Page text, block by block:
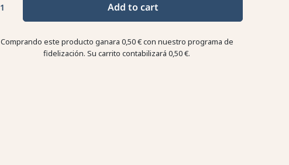
Add to cart
Comprando este producto ganara 0,50 €con nuestro programa de
fidelización. Su carrito contabilizará0,50 €.